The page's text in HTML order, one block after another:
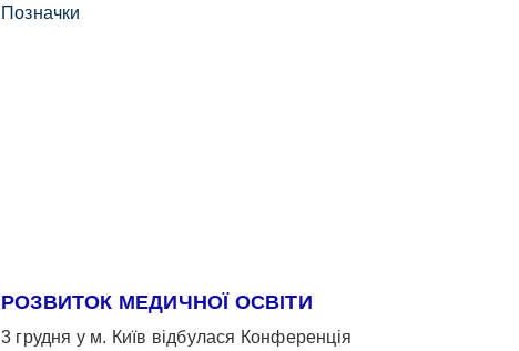
Позначки
РОЗВИТОК МЕДИЧНОЇ ОСВІТИ
3 грудня у м. Київ відбулася Конференція